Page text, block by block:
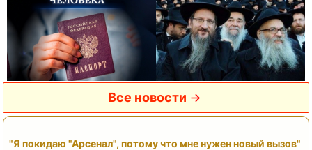
Все новости
"Я покидаю "Арсенал", потому что мне нужен новый вызов"